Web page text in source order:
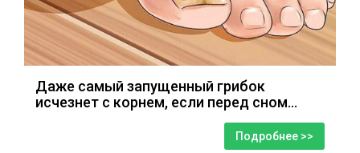
Даже самый запущенный грибок
исчезнет с корнем, если перед сном…
Подробнее >>